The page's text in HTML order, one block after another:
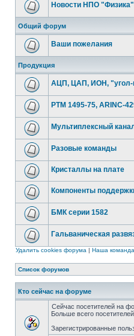
Новости НПО "Физика"
Общий форум
Ваши пожелания
Продукция
АЦП, ЦАП, ИОН, "угол-
РТМ 1495-75, ARINC-
Мультиплексный
Разовые команды
Кристаллы на плате
Компоненты
БМК серии 1582
Гальваническая
Удалить cookies форума | Наша команда
Список форумов
Кто сейчас на форуме
Сейчас посетителей на
Больше всего
Зарегистрированные